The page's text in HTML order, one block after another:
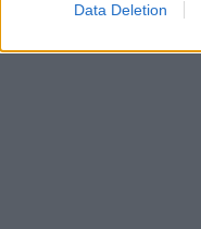
Data Deletion